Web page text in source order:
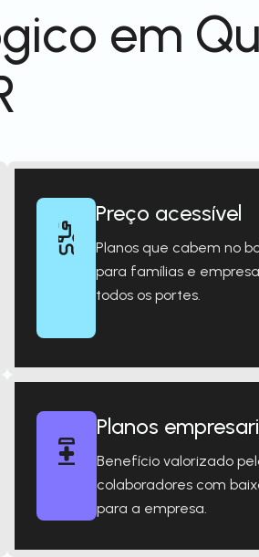
em
Preço acessível
Planos que cabem no
para famílias e
todos os portes.
Planos
Benefício valorizado
colaboradores com
para a empresa.